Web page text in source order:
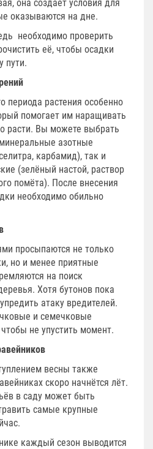
она создаёт условия для
оказываются на дне.
необходимо проверить
её, чтобы осадки
пути.
периода растения особенно
помогает им наращивать
расти. Вы можете выбрать
азотные
карбамид), так и
(зелёный настой, раствор
помёта). После внесения
необходимо обильно
просыпаются не только
но и менее приятные
на поиск
Хотя бутонов пока
атаку вредителей.
и семечковые
не упустить момент.
весны также
скоро начнётся лёт.
в саду может быть
самые крупные
каждый сезон выводится